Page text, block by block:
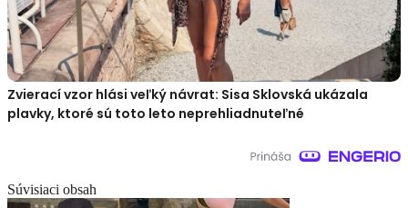
Zvierací vzor hlási veľký návrat: Sisa Sklovská ukázala
plavky, ktoré sú toto leto neprehliadnuteľné
Súvisiaci obsah